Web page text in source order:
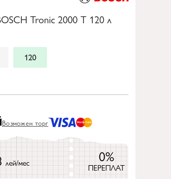
Tronic 2000 Т 120 л
120
Возможен торг
лей/мес 0%
ПЕРЕПЛАТ